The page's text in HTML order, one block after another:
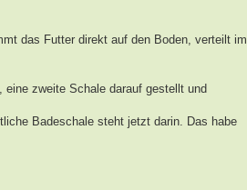
das Futter direkt auf den Boden, verteilt im
zweite Schale darauf gestellt und
Badeschale steht jetzt darin. Das habe